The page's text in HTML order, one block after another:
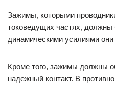
Зажимы, которыми
токоведущих частях,
динамическими усилиями
Кроме того, зажимы должны
надежный контакт. В